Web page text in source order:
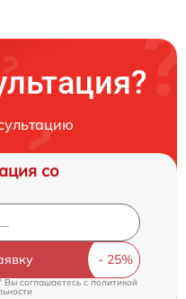
со
Вы соглашаетесь cполитикой